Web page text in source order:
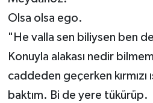
Olsa olsa ego.
"He valla sen biliysen ben
Konuyla alakası nedir
caddeden geçerken kırmızı
baktım. Bi de yere tükürüp.